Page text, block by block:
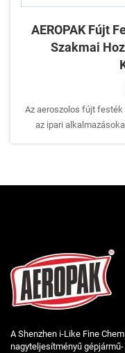
AEROPAK Fújt
Szakmai
Az aeroszolos fújt
az ipari
A Shenzhen i-Like Fine
nagyteljesítményű